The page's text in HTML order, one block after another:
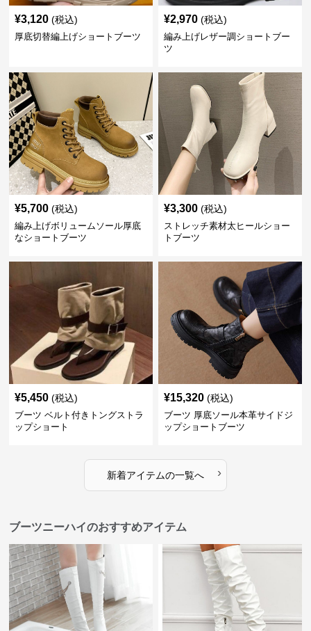
¥3,120 (税込)
厚底切替編上げショートブーツ
¥2,970 (税込)
編み上げレザー調ショートブー
ツ
¥5,700 (税込)
編み上げボリュームソール厚底
なショートブーツ
¥3,300 (税込)
ストレッチ素材太ヒールショー
トブーツ
¥5,450 (税込)
ブーツ ベルト付きトングストラ
ップショート
¥15,320 (税込)
ブーツ 厚底ソール本革サイドジ
ップショートブーツ
新着アイテムの一覧へ ›
ブーツニーハイのおすすめアイテム